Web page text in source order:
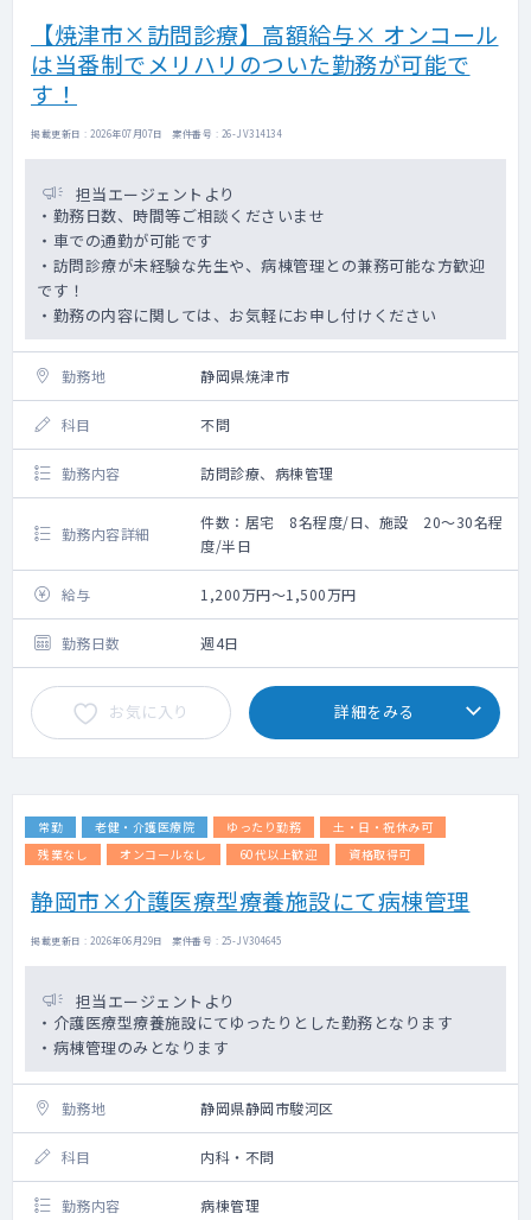
【焼津市×訪問診療】高額給与× オンコール
は当番制でメリハリのついた勤務が可能で
す！
掲載更新日 : 2026年07月07日 案件番号 : 26-JV314134
担当エージェントより
・勤務日数、時間等ご相談くださいませ
・車での通勤が可能です
・訪問診療が未経験な先生や、病棟管理との兼務可能な方歓迎
です！
・勤務の内容に関しては、お気軽にお申し付けください
勤務地 静岡県焼津市
科目 不問
勤務内容 訪問診療、病棟管理
勤務内容詳細
件数：居宅 8名程度/日、施設 20～30名程
度/半日
給与 1,200万円～1,500万円
勤務日数 週4日
お気に入り 詳細をみる
常勤 老健・介護医療院 ゆったり勤務
土・日・祝休み可
残業なし
オンコールなし 60代以上歓迎 資格取得可
静岡市×介護医療型療養施設にて病棟管理
掲載更新日 : 2026年06月29日 案件番号 : 25-JV304645
担当エージェントより
・介護医療型療養施設にてゆったりとした勤務となります
・病棟管理のみとなります
勤務地 静岡県静岡市駿河区
科目 内科・不問
勤務内容 病棟管理